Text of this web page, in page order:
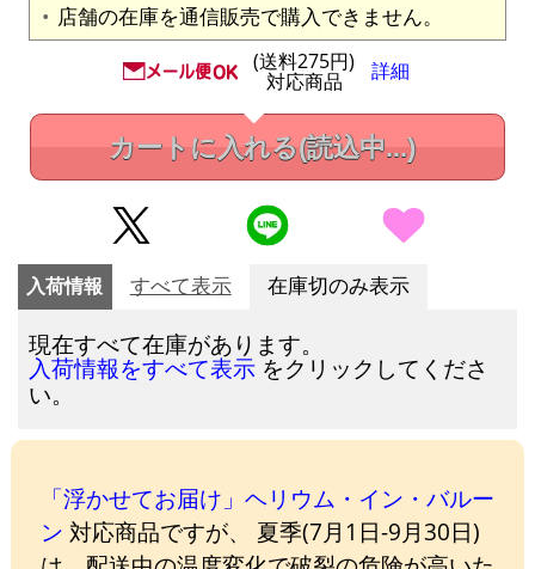
店舗の在庫を通信販売で購入できません。
(送料275円)
対応商品 詳細
カートに入れる(読込中...)
入荷情報 すべて表示 在庫切のみ表示
現在すべて在庫があります。
入荷情報をすべて表示 をクリックしてくださ
い。
「浮かせてお届け」ヘリウム・イン・バルー
ン 対応商品ですが、 夏季(7月1日-9月30日)